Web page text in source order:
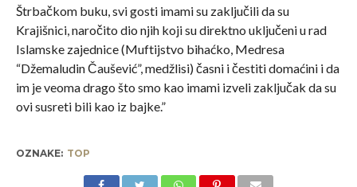
Štrbačkom buku, svi gosti imami su zaključili da su
Krajišnici, naročito dio njih koji su direktno uključeni u rad
Islamske zajednice (Muftijstvo bihaćko, Medresa
“Džemaludin Čaušević”, medžlisi) časni i čestiti domaćini i da
im je veoma drago što smo kao imami izveli zaključak da su
ovi susreti bili kao iz bajke.”
OZNAKE: TOP